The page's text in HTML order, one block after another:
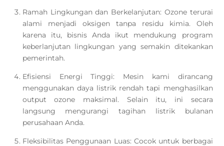
Ramah Lingkungan dan Berkelanjutan: Ozone terurai
alami menjadi oksigen tanpa residu kimia. Oleh
karena itu, bisnis Anda ikut mendukung program
keberlanjutan lingkungan yang semakin ditekankan
pemerintah.
Efisiensi Energi Tinggi: Mesin kami dirancang
menggunakan daya listrik rendah tapi menghasilkan
output ozone maksimal. Selain itu, ini secara
langsung mengurangi tagihan listrik bulanan
perusahaan Anda.
Fleksibilitas Penggunaan Luas: Cocok untuk berbagai